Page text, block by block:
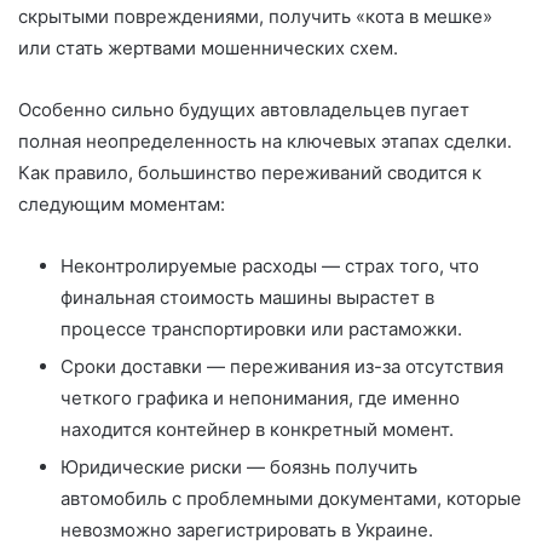
скрытыми повреждениями, получить «кота в мешке»
или стать жертвами мошеннических схем.
Особенно сильно будущих автовладельцев пугает
полная неопределенность на ключевых этапах сделки.
Как правило, большинство переживаний сводится к
следующим моментам:
Неконтролируемые расходы — страх того, что
финальная стоимость машины вырастет в
процессе транспортировки или растаможки.
Сроки доставки — переживания из-за отсутствия
четкого графика и непонимания, где именно
находится контейнер в конкретный момент.
Юридические риски — боязнь получить
автомобиль с проблемными документами, которые
невозможно зарегистрировать в Украине.